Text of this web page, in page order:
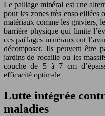
Le paillage minéral est une
pour les zones très ensoleillées
matériaux comme les graviers,
barrière physique qui limite
ces paillages minéraux ont
décomposer. Ils peuvent être
jardins de rocaille ou les
couche de 5 à 7 cm
efficacité optimale.
Lutte intégrée
maladies